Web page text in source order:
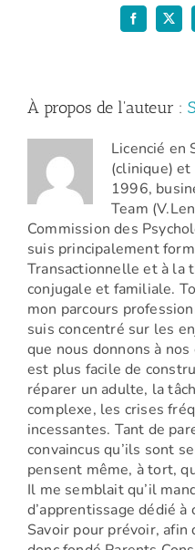
Facebook
X
À propos de l'auteur :
Licencié en
(clinique) et
1996,
Team
Commission des
suis principalement
Transactionnelle et à la
conjugale et familiale.
mon parcours
suis concentré sur les
que nous donnons à
est plus facile de
réparer un adulte, la
complexe, les crises
incessantes. Tant de
convaincus qu’ils sont
pensent même, à tort,
Il me semblait qu’il
d’apprentissage dédié
Savoir pour prévoir, afin